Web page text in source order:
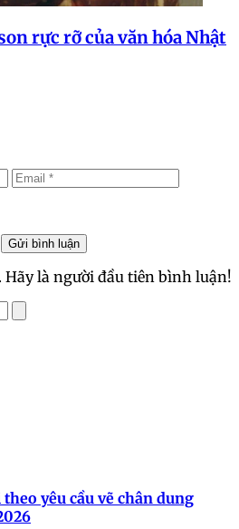
rực rỡ của văn hóa Nhật
Gửi bình luận
Hãy là người đầu tiên bình luận!
yêu cầu vẽ chân dung